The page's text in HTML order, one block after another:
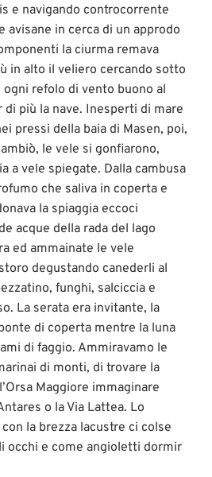
e navigando controcorrente
avisane in cerca di un approdo
la ciurma remava
in alto il veliero cercando sotto
refolo di vento buono al
più la nave. Inesperti di mare
pressi della baia di Masen, poi,
le vele si gonfiarono,
a vele spiegate. Dalla cambusa
che saliva in coperta e
la spiaggia eccoci
acque della rada del lago
ed ammainate le vele
degustando canederli al
funghi, salciccia e
La serata era invitante, la
di coperta mentre la luna
di faggio. Ammiravamo le
di monti, di trovare la
Maggiore immaginare
o la Via Lattea. Lo
la brezza lacustre ci colse
occhi e come angioletti dormir